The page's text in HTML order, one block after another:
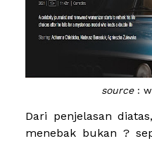
source :
Dari penjelasan
menebak bukan ?